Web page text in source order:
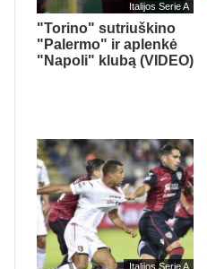
Italijos Serie A
"Torino" sutriuškino
"Palermo" ir aplenkė
"Napoli" klubą (VIDEO)
Italijos Serie A